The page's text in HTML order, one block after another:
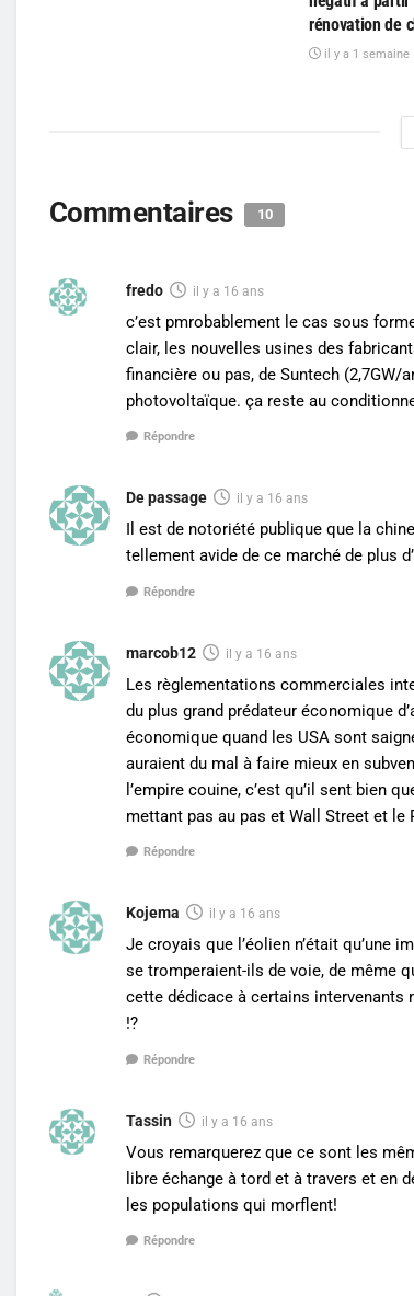
rénovation de
il y a 1 semaine
Commentaires 10
fredo il y a 16 ans
c’est pmrobablement le cas sous
clair, les nouvelles usines des
financière ou pas, de Suntech (2,7GW/
photovoltaïque. ça reste au
Répondre
De passage il y a 16 ans
Il est de notoriété publique que la
tellement avide de ce marché de plus
Répondre
marcob12 il y a 16 ans
Les règlementations commerciales
du plus grand prédateur économique
économique quand les USA sont
auraient du mal à faire mieux en
l’empire couine, c’est qu’il sent bien
mettant pas au pas et Wall Street et le
Répondre
Kojema il y a 16 ans
Je croyais que l’éolien n’était qu’une
se tromperaient-ils de voie, de même
cette dédicace à certains intervenants
!?
Répondre
Tassin il y a 16 ans
Vous remarquerez que ce sont les
libre échange à tord et à travers et en
les populations qui morflent!
Répondre